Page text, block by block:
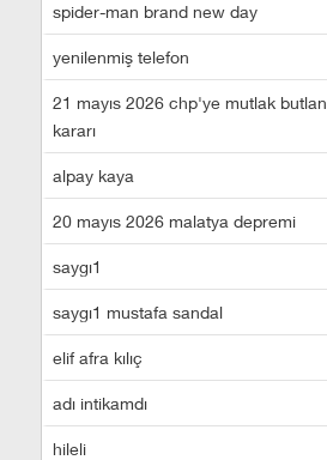
spider-man brand new day
yenilenmiş telefon
21 mayıs 2026 chp'ye mutlak butlan
kararı
alpay kaya
20 mayıs 2026 malatya depremi
saygı1
saygı1 mustafa sandal
elif afra kılıç
adı intikamdı
hileli